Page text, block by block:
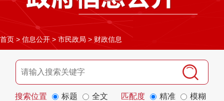
首页> 信息公开 > 市民政局 > 财政信息
搜索位置 标题 全文 匹配度 精准
模糊